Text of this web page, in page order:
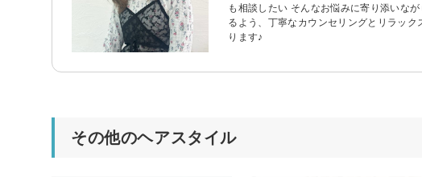
も相談したい そんなお悩みに寄り添いな
るよう、丁寧なカウンセリングとリラッ
ります♪
その他のヘアスタイル